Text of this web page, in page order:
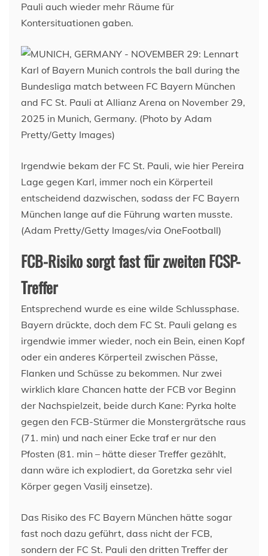
Pauli auch wieder mehr Räume für
Kontersituationen gaben.
Irgendwie bekam der FC St. Pauli, wie hier Pereira
Lage gegen Karl, immer noch ein Körperteil
entscheidend dazwischen, sodass der FC Bayern
München lange auf die Führung warten musste.
(Adam Pretty/Getty Images/via OneFootball)
FCB-Risiko sorgt fast für zweiten FCSP-
Treffer
Entsprechend wurde es eine wilde Schlussphase.
Bayern drückte, doch dem FC St. Pauli gelang es
irgendwie immer wieder, noch ein Bein, einen Kopf
oder ein anderes Körperteil zwischen Pässe,
Flanken und Schüsse zu bekommen. Nur zwei
wirklich klare Chancen hatte der FCB vor Beginn
der Nachspielzeit, beide durch Kane: Pyrka holte
gegen den FCB-Stürmer die Monstergrätsche raus
(71. min) und nach einer Ecke traf er nur den
Pfosten (81. min – hätte dieser Treffer gezählt,
dann wäre ich explodiert, da Goretzka sehr viel
Körper gegen Vasilj einsetze).
Das Risiko des FC Bayern München hätte sogar
fast noch dazu geführt, dass nicht der FCB,
sondern der FC St. Pauli den dritten Treffer der